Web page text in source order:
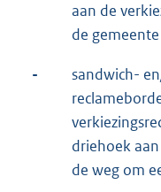
aan de
de
-
sandwich-
driehoek
de weg om